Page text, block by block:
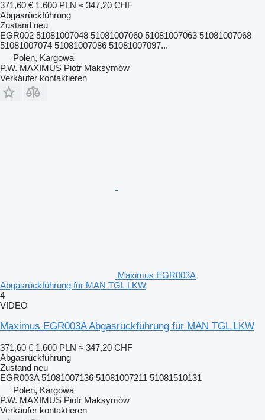
371,60 € 1.600 PLN ≈ 347,20 CHF
Abgasrückführung
Zustand neu
EGR002 51081007048 51081007060 51081007063 51081007068
51081007074 51081007086 51081007097...
Polen, Kargowa
P.W. MAXIMUS Piotr Maksymów
Verkäufer kontaktieren
Maximus EGR003A
Abgasrückführung für MAN TGL LKW
4
VIDEO
Maximus EGR003A Abgasrückführung für MAN TGL LKW
371,60 € 1.600 PLN ≈ 347,20 CHF
Abgasrückführung
Zustand neu
EGR003A 51081007136 51081007211 51081510131
Polen, Kargowa
P.W. MAXIMUS Piotr Maksymów
Verkäufer kontaktieren